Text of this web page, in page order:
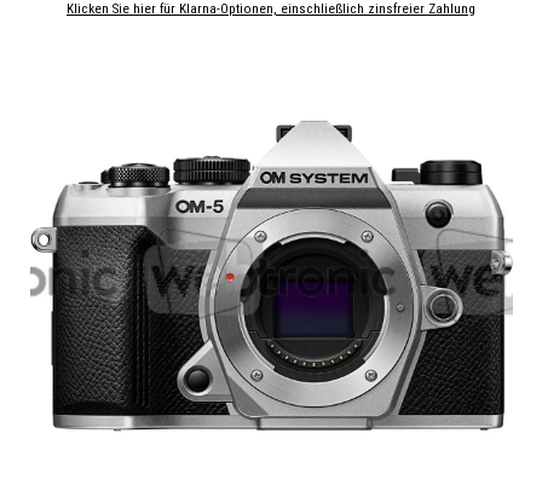
Klicken Sie hier für Klarna-Optionen, einschließlich zinsfreier Zahlung